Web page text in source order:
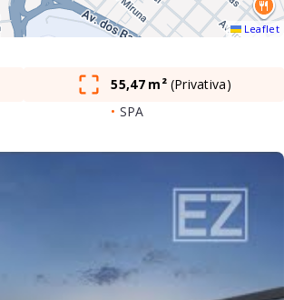
Leaflet
55,47 m² (Privativa)
• SPA